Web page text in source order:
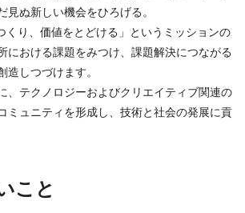
見ぬ新しい機会をひろげる。
くり、価値をとどける」というミッションの
における課題をみつけ、課題解決につながる
造しつづけます。
、テクノロジーおよびクリエイティブ関連の
ミュニティを形成し、技術と社会の発展に貢
こと